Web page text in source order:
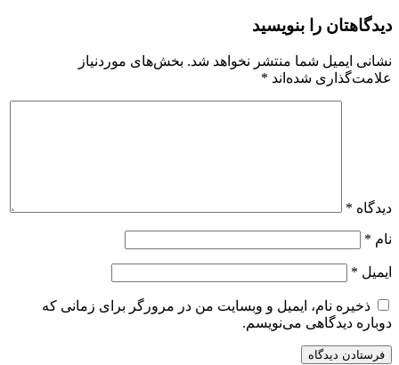
دیدگاهتان را بنویسید
نشانی ایمیل شما منتشر نخواهد شد. بخش‌های موردنیاز
علامت‌گذاری شده‌اند *
دیدگاه *
نام *
ایمیل *
ذخیره نام، ایمیل و وبسایت من در مرورگر برای زمانی که
دوباره دیدگاهی می‌نویسم.